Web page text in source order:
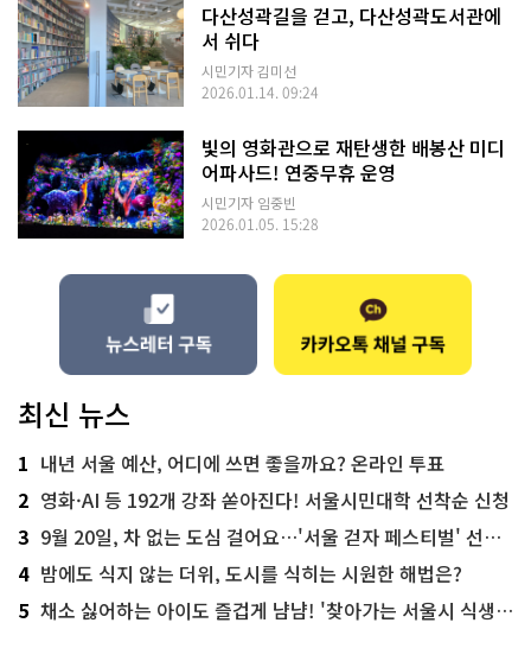
다산성곽길을 걷고, 다산성곽도서관에
서 쉬다
시민기자 김미선
2026.01.14. 09:24
빛의 영화관으로 재탄생한 배봉산 미디
어파사드! 연중무휴 운영
시민기자 임중빈
2026.01.05. 15:28
최신 뉴스
1 내년 서울 예산, 어디에 쓰면 좋을까요? 온라인 투표
2 영화·AI 등 192개 강좌 쏟아진다! 서울시민대학 선착순 신청
3 9월 20일, 차 없는 도심 걸어요…'서울 걷자 페스티벌' 선착순 5천명
4 밤에도 식지 않는 더위, 도시를 식히는 시원한 해법은?
5 채소 싫어하는 아이도 즐겁게 냠냠! '찾아가는 서울시 식생활 교육' 현장